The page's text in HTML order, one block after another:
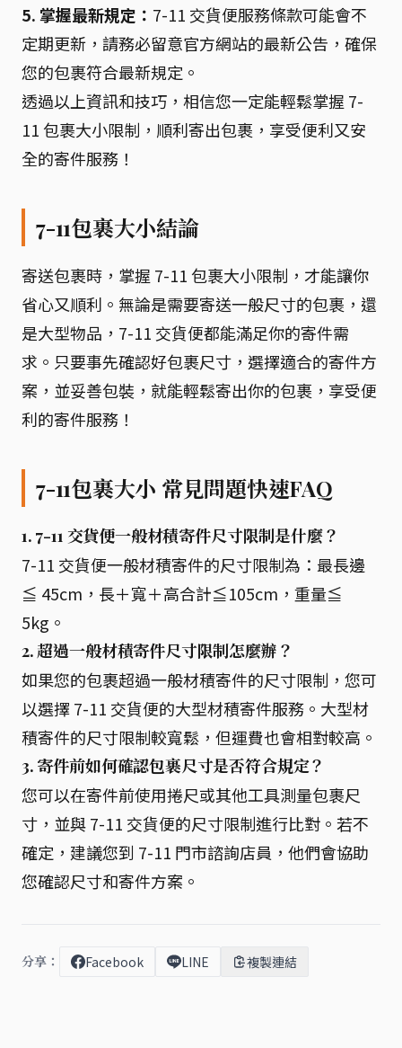
5. 掌握最新規定： 7-11 交貨便服務條款可能會不
定期更新，請務必留意官方網站的最新公告，確保
您的包裹符合最新規定。
透過以上資訊和技巧，相信您一定能輕鬆掌握 7-
11 包裹大小限制，順利寄出包裹，享受便利又安
全的寄件服務！
7-11包裹大小結論
寄送包裹時，掌握 7-11 包裹大小限制，才能讓你
省心又順利。無論是需要寄送一般尺寸的包裹，還
是大型物品，7-11 交貨便都能滿足你的寄件需
求。只要事先確認好包裹尺寸，選擇適合的寄件方
案，並妥善包裝，就能輕鬆寄出你的包裹，享受便
利的寄件服務！
7-11包裹大小 常見問題快速FAQ
1. 7-11 交貨便一般材積寄件尺寸限制是什麼？
7-11 交貨便一般材積寄件的尺寸限制為：最長邊
≦ 45cm，長＋寬＋高合計≦105cm，重量≦
5kg。
2. 超過一般材積寄件尺寸限制怎麼辦？
如果您的包裹超過一般材積寄件的尺寸限制，您可
以選擇 7-11 交貨便的大型材積寄件服務。大型材
積寄件的尺寸限制較寬鬆，但運費也會相對較高。
3. 寄件前如何確認包裹尺寸是否符合規定？
您可以在寄件前使用捲尺或其他工具測量包裹尺
寸，並與 7-11 交貨便的尺寸限制進行比對。若不
確定，建議您到 7-11 門市諮詢店員，他們會協助
您確認尺寸和寄件方案。
分享： Facebook LINE 複製連結